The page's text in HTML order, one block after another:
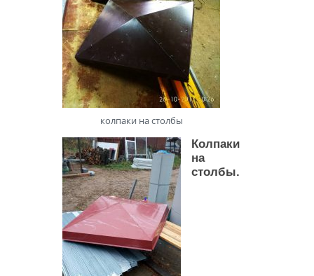
колпаки на столбы
Колпаки
на
столбы.